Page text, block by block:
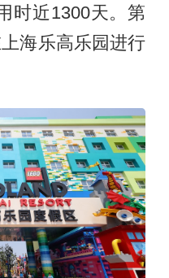
时近1300天。第
海乐高乐园进行